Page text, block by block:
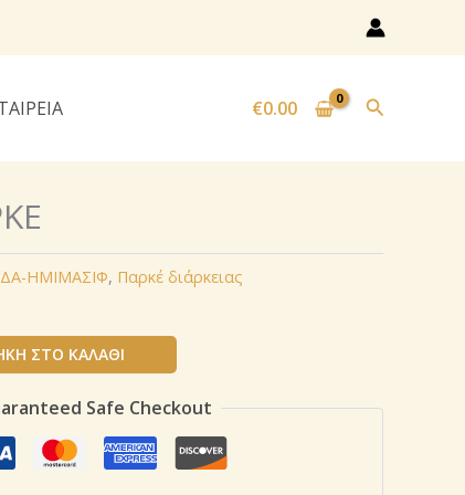
€0.00
ΗΜΙΜΑΣΙΦ, Παρκέ διάρκειας
ΣΤΟ ΚΑΛΆΘΙ
Safe Checkout